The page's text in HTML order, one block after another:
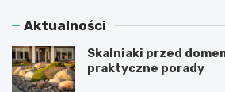
Aktualności
Skalniaki przed
praktyczne porady